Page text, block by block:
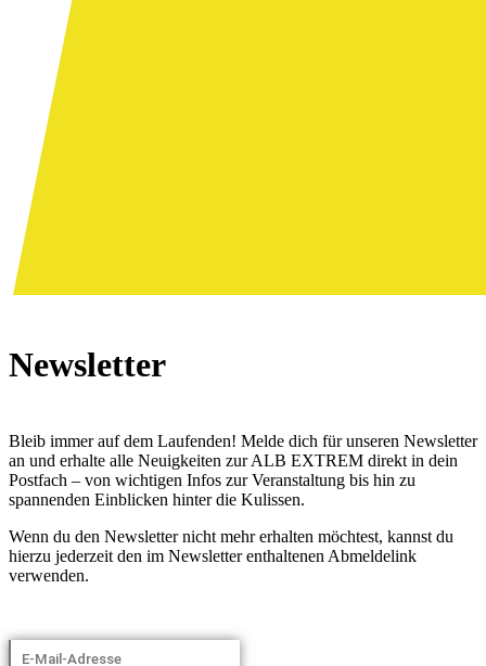
Newsletter
Bleib immer auf dem Laufenden! Melde dich für unseren Newsletter
an und erhalte alle Neuigkeiten zur ALB EXTREM direkt in dein
Postfach – von wichtigen Infos zur Veranstaltung bis hin zu
spannenden Einblicken hinter die Kulissen.
Wenn du den Newsletter nicht mehr erhalten möchtest, kannst du
hierzu jederzeit den im Newsletter enthaltenen Abmeldelink
verwenden.